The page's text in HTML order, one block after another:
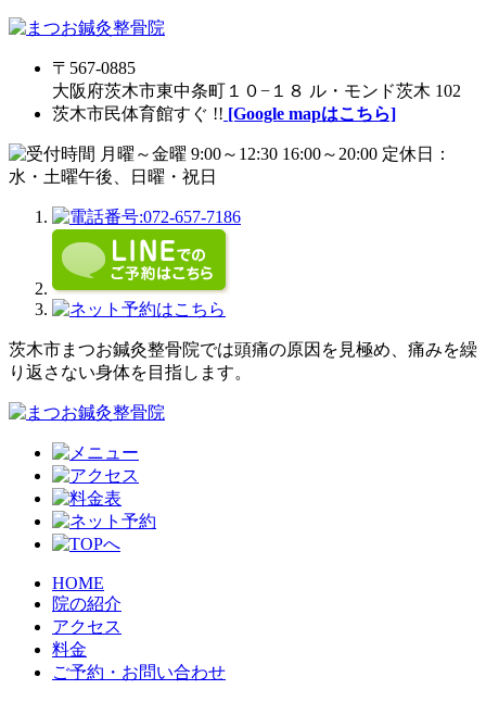
〒567-0885
大阪府茨木市東中条町１０−１８ ル・モンド茨木 102
茨木市民体育館すぐ !! [Google mapはこちら]
茨木市まつお鍼灸整骨院では頭痛の原因を見極め、痛みを繰
り返さない身体を目指します。
HOME
院の紹介
アクセス
料金
ご予約・お問い合わせ